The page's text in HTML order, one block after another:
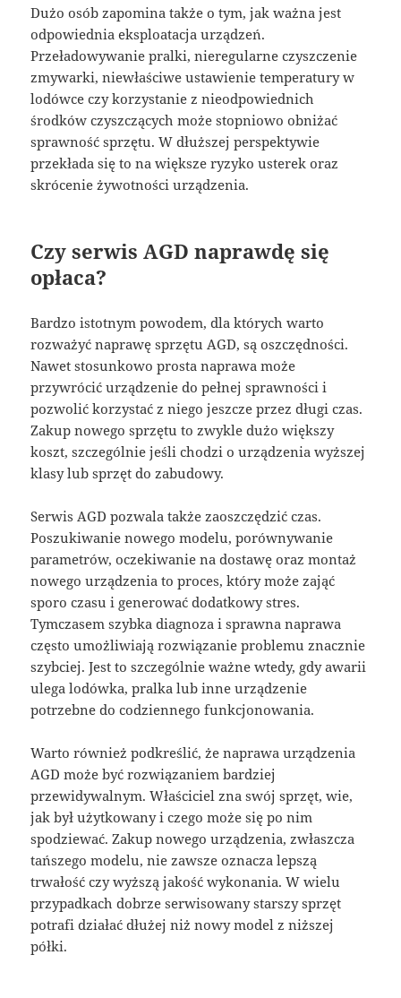
Dużo osób zapomina także o tym, jak ważna jest
odpowiednia eksploatacja urządzeń.
Przeładowywanie pralki, nieregularne czyszczenie
zmywarki, niewłaściwe ustawienie temperatury w
lodówce czy korzystanie z nieodpowiednich
środków czyszczących może stopniowo obniżać
sprawność sprzętu. W dłuższej perspektywie
przekłada się to na większe ryzyko usterek oraz
skrócenie żywotności urządzenia.
Czy serwis AGD naprawdę się
opłaca?
Bardzo istotnym powodem, dla których warto
rozważyć naprawę sprzętu AGD, są oszczędności.
Nawet stosunkowo prosta naprawa może
przywrócić urządzenie do pełnej sprawności i
pozwolić korzystać z niego jeszcze przez długi czas.
Zakup nowego sprzętu to zwykle dużo większy
koszt, szczególnie jeśli chodzi o urządzenia wyższej
klasy lub sprzęt do zabudowy.
Serwis AGD pozwala także zaoszczędzić czas.
Poszukiwanie nowego modelu, porównywanie
parametrów, oczekiwanie na dostawę oraz montaż
nowego urządzenia to proces, który może zająć
sporo czasu i generować dodatkowy stres.
Tymczasem szybka diagnoza i sprawna naprawa
często umożliwiają rozwiązanie problemu znacznie
szybciej. Jest to szczególnie ważne wtedy, gdy awarii
ulega lodówka, pralka lub inne urządzenie
potrzebne do codziennego funkcjonowania.
Warto również podkreślić, że naprawa urządzenia
AGD może być rozwiązaniem bardziej
przewidywalnym. Właściciel zna swój sprzęt, wie,
jak był użytkowany i czego może się po nim
spodziewać. Zakup nowego urządzenia, zwłaszcza
tańszego modelu, nie zawsze oznacza lepszą
trwałość czy wyższą jakość wykonania. W wielu
przypadkach dobrze serwisowany starszy sprzęt
potrafi działać dłużej niż nowy model z niższej
półki.